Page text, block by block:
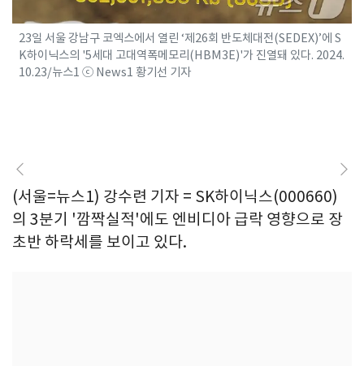
23일 서울 강남구 코엑스에서 열린 ‘제26회 반도체대전(SEDEX)’에 S
K하이닉스의 '5세대 고대역폭메모리(HBM3E)'가 진열돼 있다. 2024.
10.23/뉴스1 ⓒ News1 황기선 기자
(서울=뉴스1) 강수련 기자 = SK하이닉스(000660)
의 3분기 '깜짝실적'에도 엔비디아 급락 영향으로 장
초반 하락세를 보이고 있다.